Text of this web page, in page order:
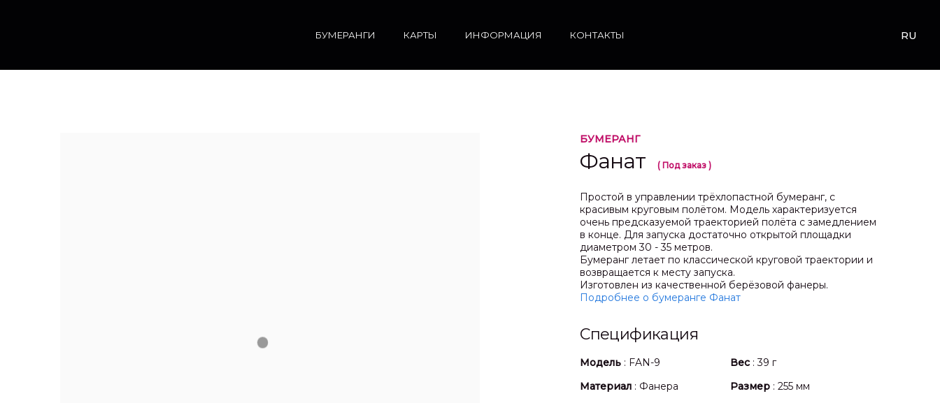
БУМЕРАНГИ КАРТЫ ИНФОРМАЦИЯ КОНТАКТЫ RU
БУМЕРАНГ
Фанат ( Под заказ )
Простой в управлении трёхлопастной бумеранг, с
красивым круговым полётом. Модель характеризуется
очень предсказуемой траекторией полёта с замедлением
в конце. Для запуска достаточно открытой площадки
диаметром 30 - 35 метров.
Бумеранг летает по классической круговой траектории и
возвращается к месту запуска.
Изготовлен из качественной берёзовой фанеры.
Подробнее о бумеранге Фанат
Спецификация
Модель : FAN-9 Вес : 39 г
Материал : Фанера Размер : 255 мм